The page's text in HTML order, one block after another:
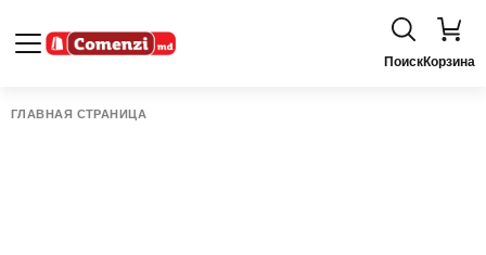
ПоискКорзина
ГЛАВНАЯ СТРАНИЦА